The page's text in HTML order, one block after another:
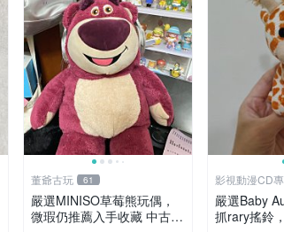
董爺古玩 61
嚴選MINISO草莓熊玩偶，
微瑕仍推薦入手收藏 中古 M
影視動漫CD
嚴選Baby
抓rary搖鈴